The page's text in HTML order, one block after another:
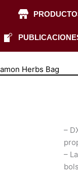
Herbs Bag
–
–